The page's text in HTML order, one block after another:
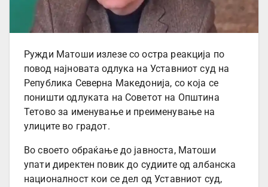
Ружди Матоши излезе со остра реакција по
повод најновата одлука на Уставниот суд на
Република Северна Македонија, со која се
поништи одлуката на Советот на Општина
Тетово за именување и преименување на
улиците во градот.
Во своето обраќање до јавноста, Матоши
упати директен повик до судиите од албанска
националност кои се дел од Уставниот суд,